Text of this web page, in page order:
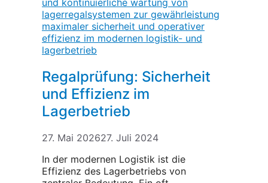
Regalprüfung: Sicherheit
und Effizienz im
Lagerbetrieb
27. Mai 202627. Juli 2024
In der modernen Logistik ist die
Effizienz des Lagerbetriebs von